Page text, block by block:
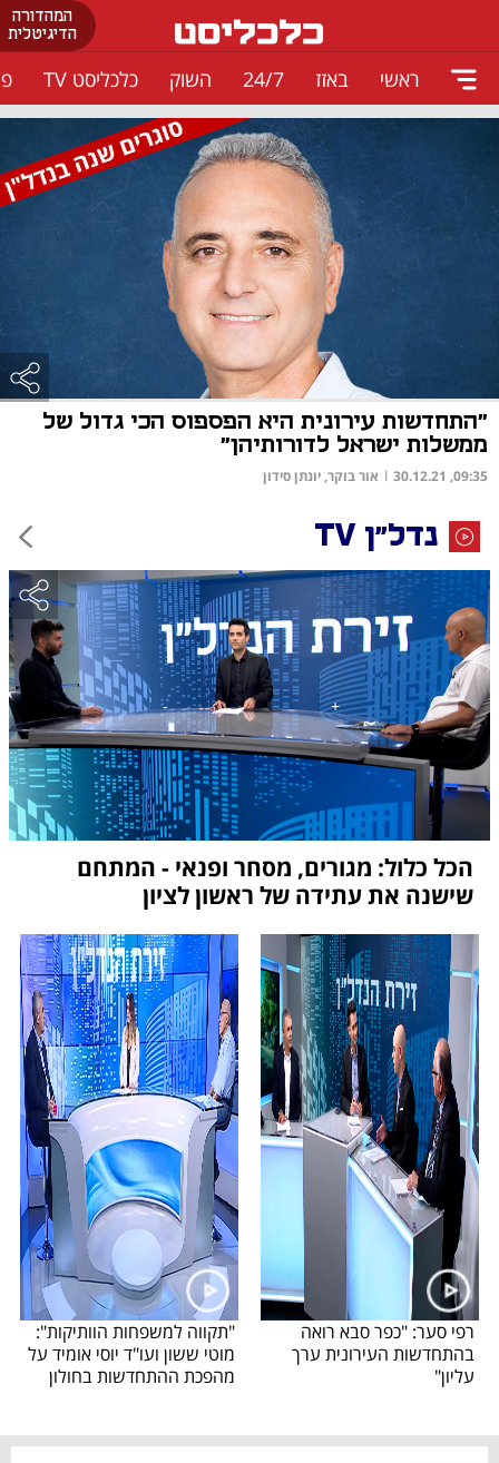
המהדורה
הדיגיטלית
ראשי באזז 24/7 השוק כלכליסט TV
"התחדשות עירונית היא הפספוס הכי גדול של
ממשלות ישראל לדורותיהן"
09:35, 30.12.21
| אור בוקר, יונתן סידון
נדל"ן TV
הכל כלול: מגורים, מסחר ופנאי - המתחם
שישנה את עתידה של ראשון לציון
רפי סער: "כפר סבא רואה
בהתחדשות העירונית ערך
עליון"
"תקווה למשפחות הוותיקות":
מוטי ששון ועו"ד יוסי אומיד על
מהפכת ההתחדשות בחולון